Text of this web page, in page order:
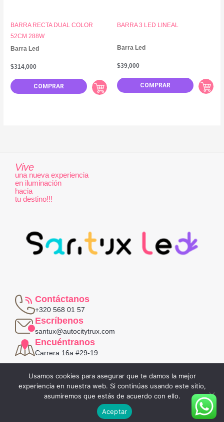
Barra Led
BARRA RECTA DUAL COLOR
52CM 288W
COMPRAR
$314,000
Barra Led
BARRA 3 LED LINEAL
COMPRAR
$39,000
Vive
una nueva experiencia
en iluminación
hacia
tu destino!!!
Contáctanos
+320 568 01 57
Escríbenos
santux@autocitytrux.com
Encuéntranos
Carrera 16a #29-19
Términos y condiciones
Usamos cookies para asegurar que te damos la mejor
experiencia en nuestra web. Si continúas usando este sitio,
asumiremos que estás de acuerdo con ello.
Aceptar